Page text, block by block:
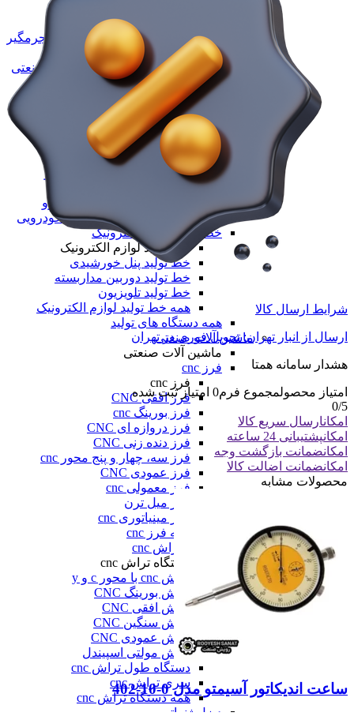
خط تولید وایتکس
خط تولید مایع سفید کننده و جرمگیر
خط تولید مواد شوینده خانگی
خط تولید محصولات شوینده صنعتی
خط تولید سیم ظرفشویی
همه خط تولید مواد شوینده
خط تولید محصولات خودرویی
خط تولید محصولات خودرویی
خط تولید واکس داشبورد نانو
خط تولید موتور شور
خط تولید شامپو کارواش نانو
خط تولید واکس لاستیک نانو
خط تولید یوداکس بدنه خودرو
همه خط تولید محصولات خودرویی
خط تولید لوازم الکترونیک
خط تولید لوازم الکترونیک
خط تولید پنل خورشیدی
خط تولید دوربین مداربسته
خط تولید تلویزیون
همه خط تولید لوازم الکترونیک
همه دستگاه های تولید
ماشین آلات صنعتی
ماشین آلات صنعتی
فرز cnc
فرز cnc
فرز افقی CNC
فرز بورینگ cnc
فرز دروازه ای CNC
فرز دنده زنی CNC
فرز سه، چهار و پنج محور cnc
فرز عمودی CNC
فرز معمولی cnc
فرز میل ترن
فرز مینیاتوری cnc
همه فرز cnc
دستگاه تراش cnc
دستگاه تراش cnc
تراش cnc با محور c و y
تراش بورینگ CNC
تراش افقی CNC
تراش سنگین CNC
تراش عمودی CNC
تراش مولتی اسپیندل
دستگاه طول تراش cnc
سری تراش cnc
همه دستگاه تراش cnc
دیزل ژنراتور
شرایط ارسال کالا
ارسال از انبار تهران: تحویل فوری در تهران
هشدار سامانه همتا
امتیاز محصولمجموع فرم0 امتیاز ثبت شده
0/5
امکانارسال سریع کالا
امکانپشتیبانی 24 ساعته
امکانضمانت بازگشت وجه
امکانضمانت اضالت کالا
محصولات مشابه
ساعت اندیکاتور آسیمتو مدل 0-10-402